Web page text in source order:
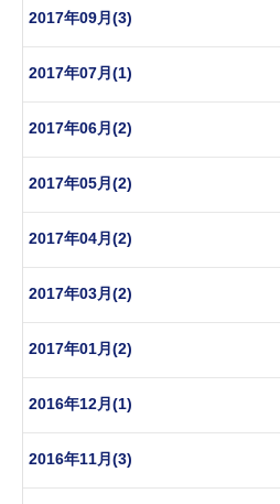
2017年09月(3)
2017年07月(1)
2017年06月(2)
2017年05月(2)
2017年04月(2)
2017年03月(2)
2017年01月(2)
2016年12月(1)
2016年11月(3)